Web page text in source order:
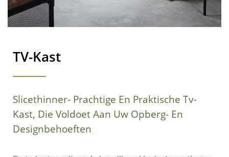
TV-Kast
Slicethinner- Prachtige En Praktische Tv-
Kast, Die Voldoet Aan Uw Opberg- En
Designbehoeften